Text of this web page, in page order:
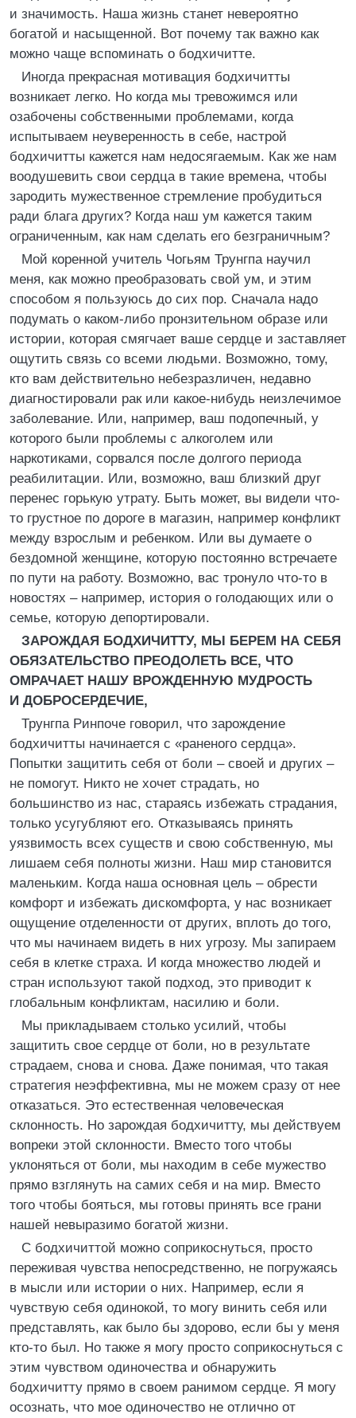
и значимость. Наша жизнь станет невероятно
богатой и насыщенной. Вот почему так важно как
можно чаще вспоминать о бодхичитте.
Иногда прекрасная мотивация бодхичитты
возникает легко. Но когда мы тревожимся или
озабочены собственными проблемами, когда
испытываем неуверенность в себе, настрой
бодхичитты кажется нам недосягаемым. Как же нам
воодушевить свои сердца в такие времена, чтобы
зародить мужественное стремление пробудиться
ради блага других? Когда наш ум кажется таким
ограниченным, как нам сделать его безграничным?
Мой коренной учитель Чогьям Трунгпа научил
меня, как можно преобразовать свой ум, и этим
способом я пользуюсь до сих пор. Сначала надо
подумать о каком-либо пронзительном образе или
истории, которая смягчает ваше сердце и заставляет
ощутить связь со всеми людьми. Возможно, тому,
кто вам действительно небезразличен, недавно
диагностировали рак или какое-нибудь неизлечимое
заболевание. Или, например, ваш подопечный, у
которого были проблемы с алкоголем или
наркотиками, сорвался после долгого периода
реабилитации. Или, возможно, ваш близкий друг
перенес горькую утрату. Быть может, вы видели что-
то грустное по дороге в магазин, например конфликт
между взрослым и ребенком. Или вы думаете о
бездомной женщине, которую постоянно встречаете
по пути на работу. Возможно, вас тронуло что-то в
новостях – например, история о голодающих или о
семье, которую депортировали.
ЗАРОЖДАЯ БОДХИЧИТТУ, МЫ БЕРЕМ НА СЕБЯ
ОБЯЗАТЕЛЬСТВО ПРЕОДОЛЕТЬ ВСЕ, ЧТО
ОМРАЧАЕТ НАШУ ВРОЖДЕННУЮ МУДРОСТЬ
И ДОБРОСЕРДЕЧИЕ,
Трунгпа Ринпоче говорил, что зарождение
бодхичитты начинается с «раненого сердца».
Попытки защитить себя от боли – своей и других –
не помогут. Никто не хочет страдать, но
большинство из нас, стараясь избежать страдания,
только усугубляют его. Отказываясь принять
уязвимость всех существ и свою собственную, мы
лишаем себя полноты жизни. Наш мир становится
маленьким. Когда наша основная цель – обрести
комфорт и избежать дискомфорта, у нас возникает
ощущение отделенности от других, вплоть до того,
что мы начинаем видеть в них угрозу. Мы запираем
себя в клетке страха. И когда множество людей и
стран используют такой подход, это приводит к
глобальным конфликтам, насилию и боли.
Мы прикладываем столько усилий, чтобы
защитить свое сердце от боли, но в результате
страдаем, снова и снова. Даже понимая, что такая
стратегия неэффективна, мы не можем сразу от нее
отказаться. Это естественная человеческая
склонность. Но зарождая бодхичитту, мы действуем
вопреки этой склонности. Вместо того чтобы
уклоняться от боли, мы находим в себе мужество
прямо взглянуть на самих себя и на мир. Вместо
того чтобы бояться, мы готовы принять все грани
нашей невыразимо богатой жизни.
С бодхичиттой можно соприкоснуться, просто
переживая чувства непосредственно, не погружаясь
в мысли или истории о них. Например, если я
чувствую себя одинокой, то могу винить себя или
представлять, как было бы здорово, если бы у меня
кто-то был. Но также я могу просто соприкоснуться с
этим чувством одиночества и обнаружить
бодхичитту прямо в своем ранимом сердце. Я могу
осознать, что мое одиночество не отлично от